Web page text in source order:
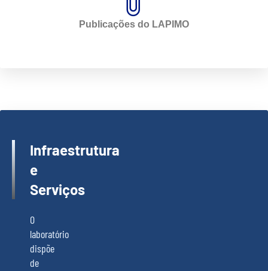
Publicações do LAPIMO
Infraestrutura
e
Serviços
O
laboratório
dispõe
de